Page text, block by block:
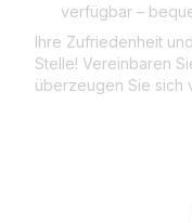
verfügbar –
Ihre Zufriedenheit
Stelle! Vereinbaren
überzeugen Sie sich